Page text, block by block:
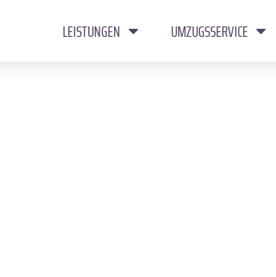
LEISTUNGEN UMZUGSSERVICE